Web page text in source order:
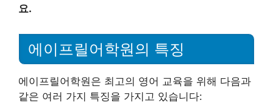
요.
에이프릴어학원의 특징
에이프릴어학원은 최고의 영어 교육을 위해 다음과
같은 여러 가지 특징을 가지고 있습니다: